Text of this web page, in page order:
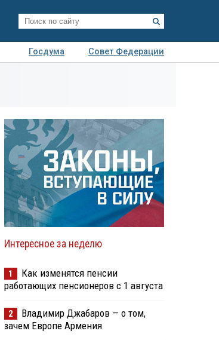
Госдума
Совет Федерации
Интересное за неделю
1
Как изменятся пенсии
работающих пенсионеров с 1 августа
2
Владимир Джабаров — о том,
зачем Европе Армения